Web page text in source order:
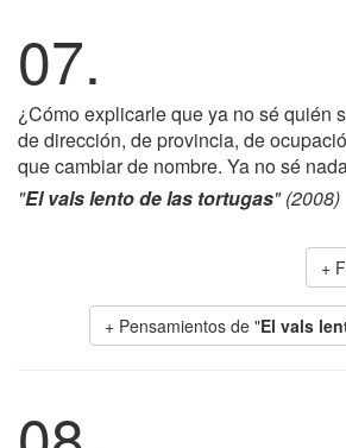
07.
¿Cómo explicarle que ya no sé quién
de dirección, de provincia, de
que cambiar de nombre. Ya no sé
"El vals lento de las tortugas" (2008)
+
+ Pensamientos de "El vals